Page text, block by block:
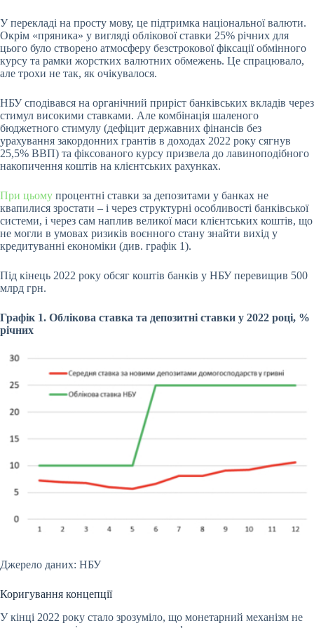
У перекладі на просту мову, це підтримка національної валюти.
Окрім «пряника» у вигляді облікової ставки 25% річних для
цього було створено атмосферу безстрокової фіксації обмінного
курсу та рамки жорстких валютних обмежень. Це спрацювало,
але трохи не так, як очікувалося.
НБУ сподівався на органічний приріст банківських вкладів через
стимул високими ставками. Але комбінація шаленого
бюджетного стимулу (дефіцит державних фінансів без
урахування закордонних грантів в доходах 2022 року сягнув
25,5% ВВП) та фіксованого курсу призвела до лавиноподібного
накопичення коштів на клієнтських рахунках.
При цьому процентні ставки за депозитами у банках не
квапилися зростати – і через структурні особливості банківської
системи, і через сам наплив великої маси клієнтських коштів, що
не могли в умовах ризиків воєнного стану знайти вихід у
кредитуванні економіки (див. графік 1).
Під кінець 2022 року обсяг коштів банків у НБУ перевищив 500
млрд грн.
Графік 1. Облікова ставка та депозитні ставки у 2022 році, %
річних
Джерело даних: НБУ
Коригування концепції
У кінці 2022 року стало зрозуміло, що монетарний механізм не